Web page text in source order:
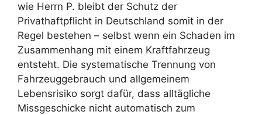
wie Herrn P. bleibt der Schutz der
Privathaftpflicht in Deutschland somit in der
Regel bestehen – selbst wenn ein Schaden im
Zusammenhang mit einem Kraftfahrzeug
entsteht. Die systematische Trennung von
Fahrzeuggebrauch und allgemeinem
Lebensrisiko sorgt dafür, dass alltägliche
Missgeschicke nicht automatisch zum